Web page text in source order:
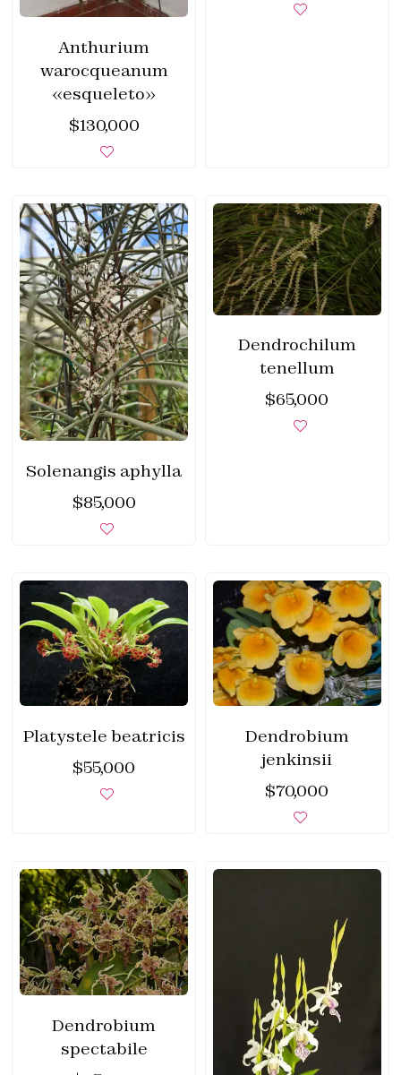
Anthurium
warocqueanum
«esqueleto»
$130,000
Solenangis aphylla
$85,000
Dendrochilum
tenellum
$65,000
Platystele beatricis
$55,000
Dendrobium
jenkinsii
$70,000
Dendrobium
spectabile